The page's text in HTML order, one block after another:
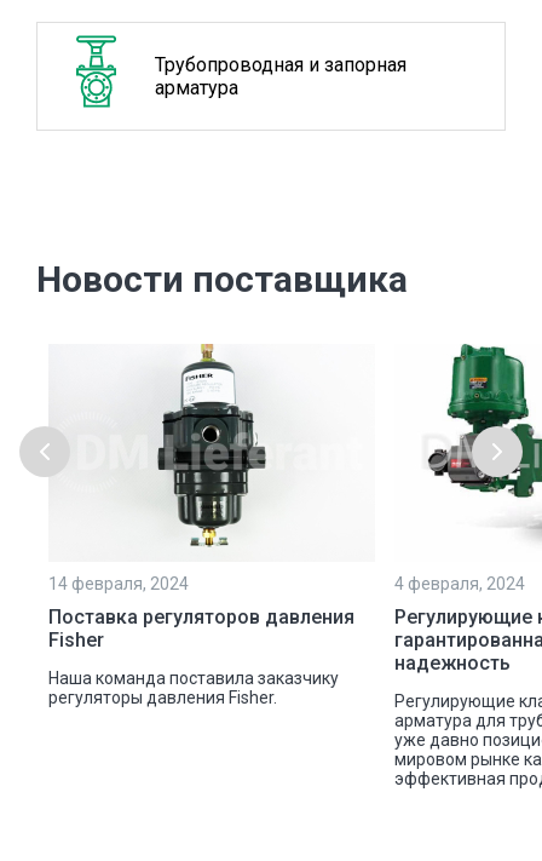
Трубопроводная и запорная
арматура
Новости поставщика
14 февраля, 2024
Поставка регуляторов давления
Fisher
Наша команда поставила заказчику
регуляторы давления Fisher.
4 февраля, 2024
Регулирующие
надежность
Регулирующие
арматура для
уже давно
мировом рынке
эффективная